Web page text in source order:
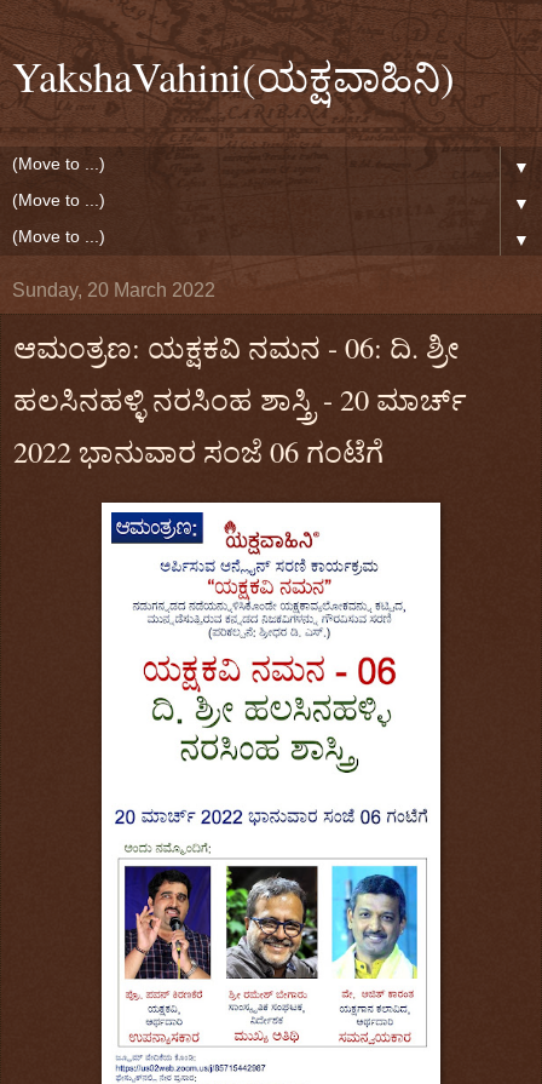
YakshaVahini(ಯಕ್ಷವಾಹಿನಿ)
▼
▼
▼
Sunday, 20 March 2022
ಆಮಂತ್ರಣ: ಯಕ್ಷಕವಿ ನಮನ - 06: ದಿ. ಶ್ರೀ
ಹಲಸಿನಹಳ್ಳಿ ನರಸಿಂಹ ಶಾಸ್ತ್ರಿ - 20 ಮಾರ್ಚ್
2022 ಭಾನುವಾರ ಸಂಜೆ 06 ಗಂಟೆಗೆ